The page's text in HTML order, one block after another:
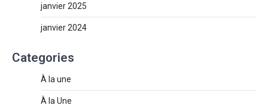
janvier 2025
janvier 2024
Categories
À la une
À la Une